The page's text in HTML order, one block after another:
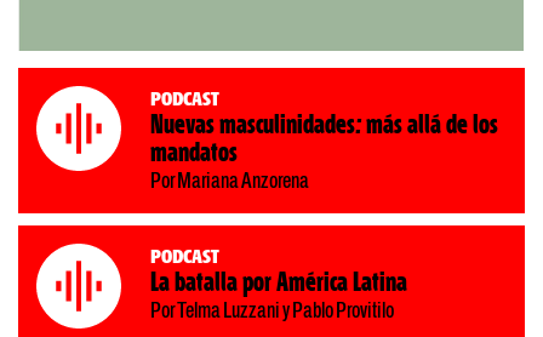
Podcast
Nuevas masculinidades: más allá de los
mandatos
Por Mariana Anzorena
Podcast
La batalla por América Latina
Por Telma Luzzani y Pablo Provitilo